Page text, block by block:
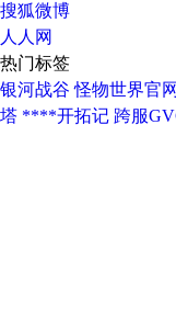
搜狐微博
人人网
热门标签
银河战谷 怪物世界官网
塔 ****开拓记 跨服